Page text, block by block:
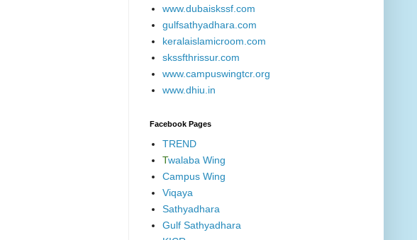
www.dubaiskssf.com
gulfsathyadhara.com
keralaislamicroom.com
skssfthrissur.com
www.campuswingtcr.org
www.dhiu.in
Facebook Pages
TREND
Twalaba Wing
Campus Wing
Viqaya
Sathyadhara
Gulf Sathyadhara